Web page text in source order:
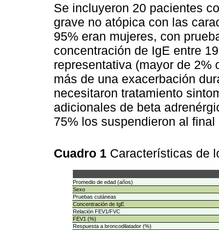
Se incluyeron 20 pacientes
grave no atópica con las
95% eran mujeres, con
concentración de IgE entre
representativa (mayor de 2%
más de una exacerbación
necesitaron tratamiento
adicionales de beta
75% los suspendieron al
Cuadro 1 Características de
Promedio de edad (años)
Sexo
Pruebas cutáneas
Concentración de IgE
Relación FEV1/FVC
FEV1 (%)
Respuesta a broncodilatador (%)